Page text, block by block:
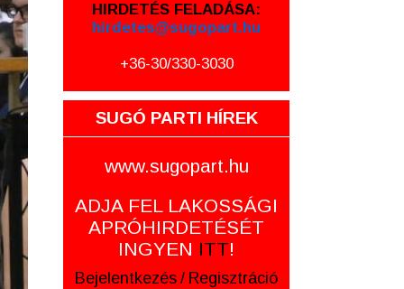
HIRDETÉS FELADÁSA:
hirdetes@sugopart.hu
+36-30/330-3030
SUGÓ PARTI HÍREK
www.sugopart.hu
ADJA FEL LAKOSSÁGI
APRÓHIRDETÉSÉT
INGYEN ITT!
Bejelentkezés / Regisztráció